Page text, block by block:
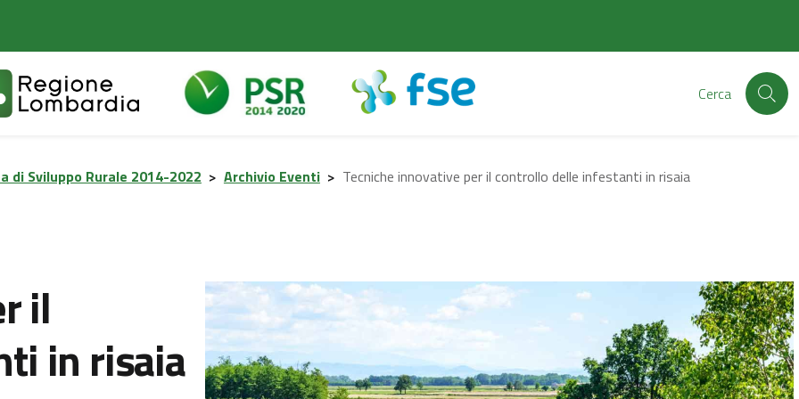
Cerca
di Sviluppo Rurale 2014-2022 > Archivio Eventi > Tecniche innovative per il controllo delle infestanti in risaia
il
in risaia